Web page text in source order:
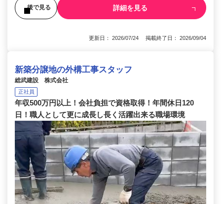
後で見る 詳細を見る
更新日： 2026/07/24 掲載終了日： 2026/09/04
新築分譲地の外構工事スタッフ
総武建設 株式会社
正社員
年収500万円以上！会社負担で資格取得！年間休日120
日！職人として更に成長し長く活躍出来る職場環境